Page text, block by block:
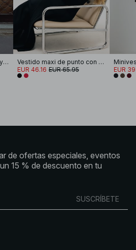
Vestido midi con volantes y flecos
Vestido maxi de punto con detalle de trenza
EUR 46.16 EUR 65.95 EUR
de ofertas especiales, eventos
15 % de descuento en tu
SUSCRÍBETE